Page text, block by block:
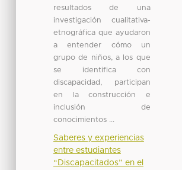
resultados de una
investigación cualitativa-
etnográfica que ayudaron
a entender cómo un
grupo de niños, a los que
se identifica con
discapacidad, participan
en la construcción e
inclusión de
conocimientos ...
Saberes y experiencias
entre estudiantes
“Discapacitados” en el